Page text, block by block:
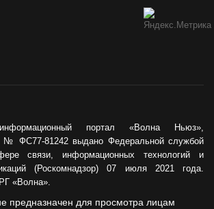
информационный портал «Волна Ньюз»,
№ ФС77-81242 выдано Федеральной службой
связи, информационных технологий и
(Роскомнадзор) 07 июля 2021 года.
«Волна».
предназначен для просмотра лицам